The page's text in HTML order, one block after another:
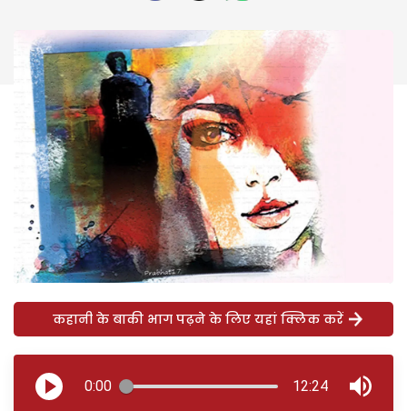
कहानी के बाकी भाग पढ़ने के लिए यहां क्लिक करें
0:00 12:24